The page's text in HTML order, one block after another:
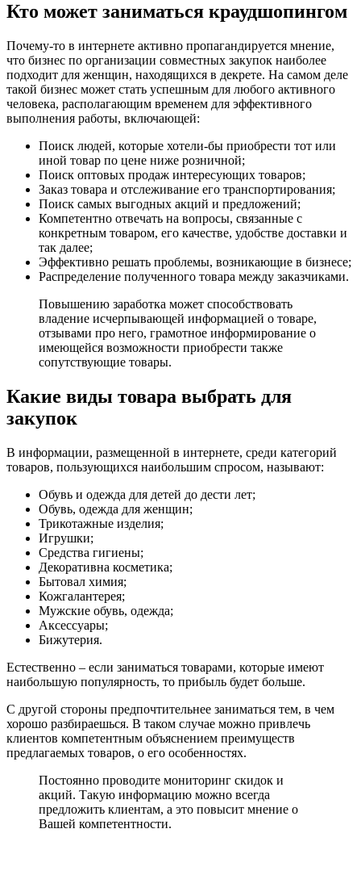
Кто может заниматься краудшопингом
Почему-то в интернете активно пропагандируется мнение,
что бизнес по организации совместных закупок наиболее
подходит для женщин, находящихся в декрете. На самом деле
такой бизнес может стать успешным для любого активного
человека, располагающим временем для эффективного
выполнения работы, включающей:
Поиск людей, которые хотели-бы приобрести тот или
иной товар по цене ниже розничной;
Поиск оптовых продаж интересующих товаров;
Заказ товара и отслеживание его транспортирования;
Поиск самых выгодных акций и предложений;
Компетентно отвечать на вопросы, связанные с
конкретным товаром, его качестве, удобстве доставки и
так далее;
Эффективно решать проблемы, возникающие в бизнесе;
Распределение полученного товара между заказчиками.
Повышению заработка может способствовать
владение исчерпывающей информацией о товаре,
отзывами про него, грамотное информирование о
имеющейся возможности приобрести также
сопутствующие товары.
Какие виды товара выбрать для
закупок
В информации, размещенной в интернете, среди категорий
товаров, пользующихся наибольшим спросом, называют:
Обувь и одежда для детей до дести лет;
Обувь, одежда для женщин;
Трикотажные изделия;
Игрушки;
Средства гигиены;
Декоративна косметика;
Бытовал химия;
Кожгалантерея;
Мужские обувь, одежда;
Аксессуары;
Бижутерия.
Естественно – если заниматься товарами, которые имеют
наибольшую популярность, то прибыль будет больше.
С другой стороны предпочтительнее заниматься тем, в чем
хорошо разбираешься. В таком случае можно привлечь
клиентов компетентным объяснением преимуществ
предлагаемых товаров, о его особенностях.
Постоянно проводите мониторинг скидок и
акций. Такую информацию можно всегда
предложить клиентам, а это повысит мнение о
Вашей компетентности.